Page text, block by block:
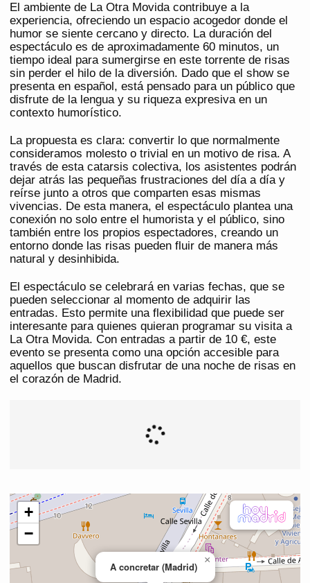
El ambiente de La Otra Movida contribuye a la
experiencia, ofreciendo un espacio acogedor donde el
humor se siente cercano y directo. La duración del
espectáculo es de aproximadamente 60 minutos, un
tiempo ideal para sumergirse en este torrente de risas
sin perder el hilo de la diversión. Dado que el show se
presenta en español, está pensado para un público que
disfrute de la lengua y su riqueza expresiva en un
contexto humorístico.
La propuesta es clara: convertir lo que normalmente
consideramos molesto o trivial en un motivo de risa. A
través de esta catarsis colectiva, los asistentes podrán
dejar atrás las pequeñas frustraciones del día a día y
reírse junto a otros que comparten esas mismas
vivencias. De esta manera, el espectáculo plantea una
conexión no solo entre el humorista y el público, sino
también entre los propios espectadores, creando un
entorno donde las risas pueden fluir de manera más
natural y desinhibida.
El espectáculo se celebrará en varias fechas, que se
pueden seleccionar al momento de adquirir las
entradas. Esto permite una flexibilidad que puede ser
interesante para quienes quieran programar su visita a
La Otra Movida. Con entradas a partir de 10 €, este
evento se presenta como una opción accesible para
aquellos que buscan disfrutar de una noche de risas en
el corazón de Madrid.